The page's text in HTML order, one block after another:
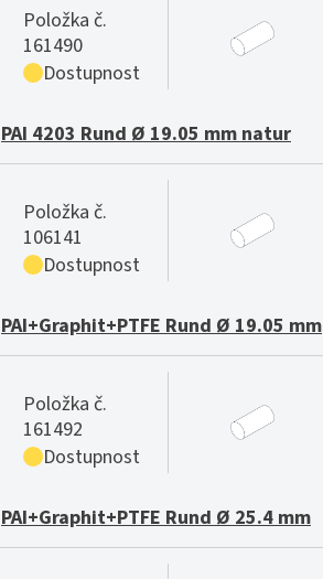
Položka č.
161490
Dostupnost
PAI 4203 Rund Ø 19.05 mm natur
Položka č.
106141
Dostupnost
PAI+Graphit+PTFE Rund Ø 19.05 mm
Položka č.
161492
Dostupnost
PAI+Graphit+PTFE Rund Ø 25.4 mm